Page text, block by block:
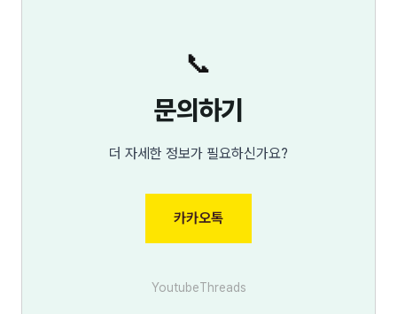
📞
문의하기
더 자세한 정보가 필요하신가요?
카카오톡
YoutubeThreads